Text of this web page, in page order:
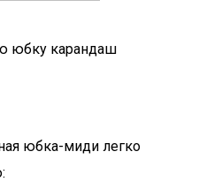
юбку карандаш
юбка-миди легко